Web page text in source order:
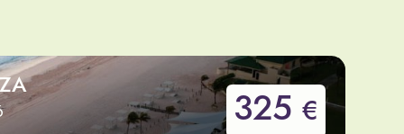
325 €